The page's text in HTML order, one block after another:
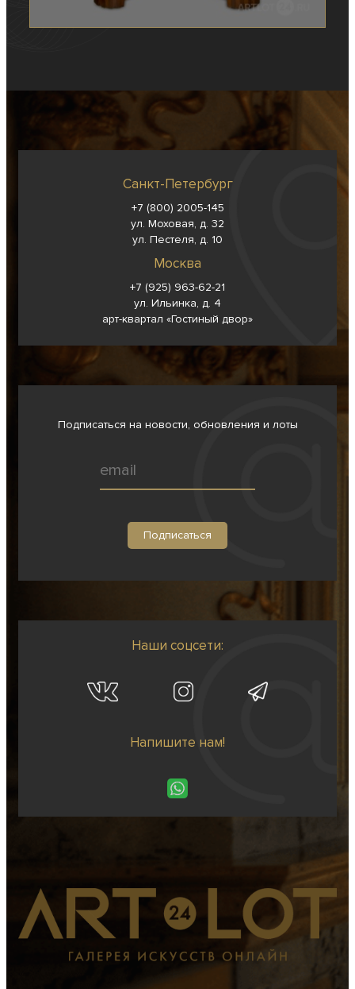
Санкт-Петербург
+7 (800) 2005-145
ул. Моховая, д. 32
ул. Пестеля, д. 10
Москва
+7 (925) 963-62-21
ул. Ильинка, д. 4
арт-квартал «Гостиный двор»
Подписаться на новости, обновления и лоты
Наши соцсети:
Напишите нам!